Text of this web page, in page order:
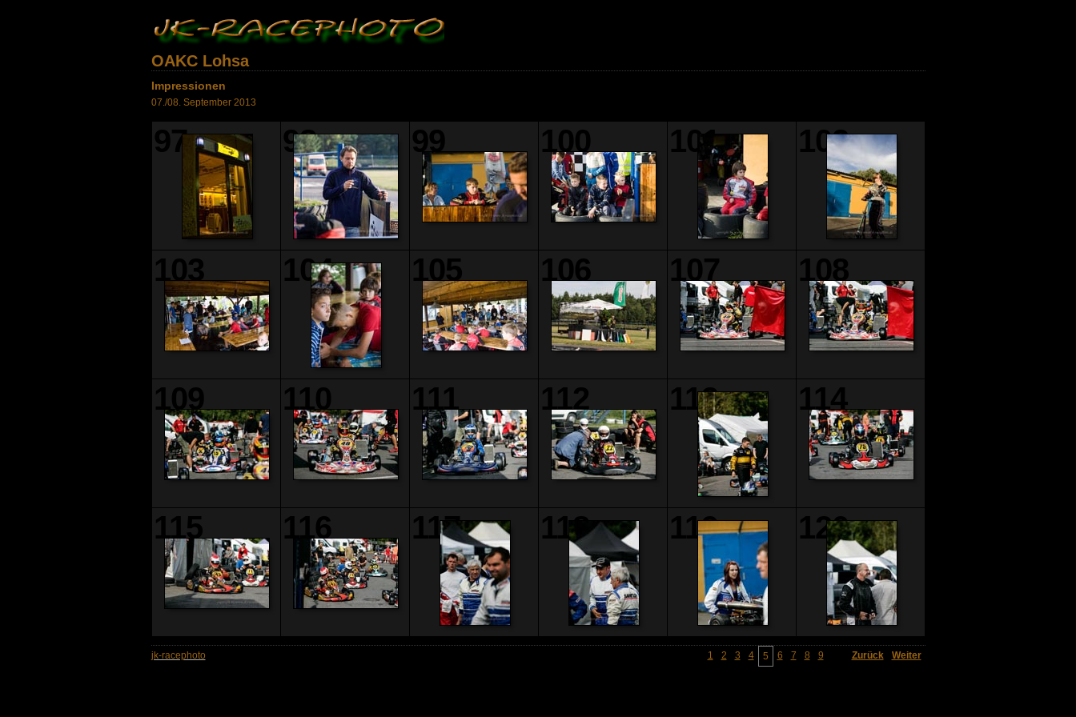
OAKC Lohsa
Impressionen
07./08. September 2013
97 98 99 100 101 102
103 104 105 106 107 108
109 110 111 112 113 114
115 116 117 118 119 120
1 2 3 4 5 6 7 8 9 Zurück Weiter
jk-racephoto